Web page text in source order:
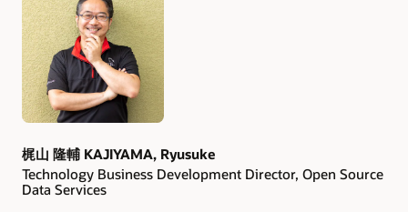
Authors
梶山 隆輔 KAJIYAMA, Ryusuke
Technology Business Development Director, Open Source
Data Services